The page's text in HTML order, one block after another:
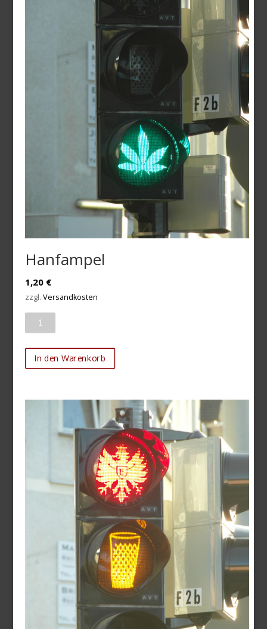
Hanfampel
1,20 €
zzgl.Versandkosten
In den Warenkorb